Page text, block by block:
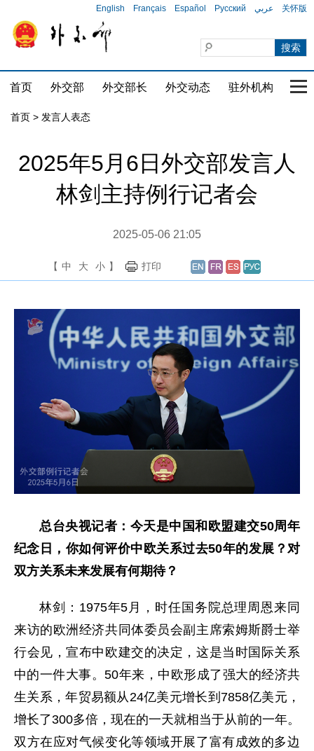
English Français Español Русский عربي 关怀版
首页 外交部 外交部长 外交动态 驻外机构 国
首页 > 发言人表态
2025年5月6日外交部发言人
林剑主持例行记者会
2025-05-06 21:05
【 中 大 小 】 打印
总台央视记者：今天是中国和欧盟建交50周年
纪念日，你如何评价中欧关系过去50年的发展？对
双方关系未来发展有何期待？
林剑：1975年5月，时任国务院总理周恩来同
来访的欧洲经济共同体委员会副主席索姆斯爵士举
行会见，宣布中欧建交的决定，这是当时国际关系
中的一件大事。50年来，中欧形成了强大的经济共
生关系，年贸易额从24亿美元增长到7858亿美元，
增长了300多倍，现在的一天就相当于从前的一年。
双方在应对气候变化等领域开展了富有成效的多边